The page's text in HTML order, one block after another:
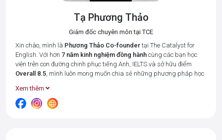
Tạ Phương Thảo
Giám đốc chuyên môn tại TCE
Xin chào, mình là Phương Thảo Co-foundertại The Catalyst for
English. Với hơn 7 năm kinh nghiệm đồng hànhcùng các bạn học
viên trên con đường chinh phục tiếng Anh, IELTS và sở hữu điểm
Overall 8.5, mình luôn mong muốn chia sẻ những phương pháp học
quả cao.
Tại The Catalyst for English, mình cùng đội ngũ giáo viên luôn đặt 3
Xem thêm